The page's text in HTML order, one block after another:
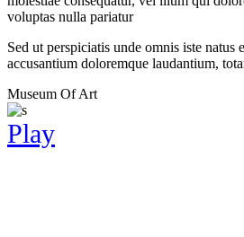
voluptas nulla pariatur
Sed ut perspiciatis unde omnis iste natus
accusantium doloremque laudantium,
Museum Of Art
Play